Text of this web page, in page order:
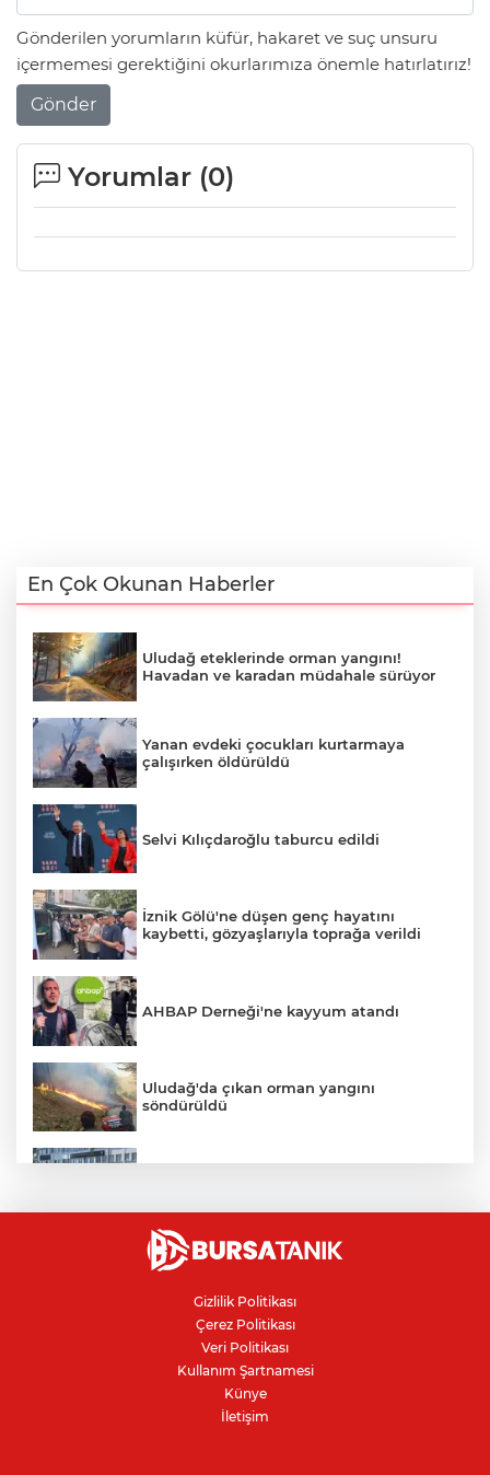
Gönderilen yorumların küfür, hakaret ve suç unsuru
içermemesi gerektiğini okurlarımıza önemle hatırlatırız!
Gönder
Yorumlar (0)
En Çok Okunan Haberler
Uludağ eteklerinde orman yangını!
Havadan ve karadan müdahale sürüyor
Yanan evdeki çocukları kurtarmaya
çalışırken öldürüldü
Selvi Kılıçdaroğlu taburcu edildi
İznik Gölü'ne düşen genç hayatını
kaybetti, gözyaşlarıyla toprağa verildi
AHBAP Derneği'ne kayyum atandı
Uludağ'da çıkan orman yangını
söndürüldü
Avcılar Belediye Başkanı hakkında
tahliye kararı
Bursa'da yolcu otobüsünün çarptığı
kadın ağır yaralandı
Bursaspor'da 2026-2027 sezonu forma
Gizlilik Politikası
Çerez Politikası
Veri Politikası
Kullanım Şartnamesi
Künye
İletişim